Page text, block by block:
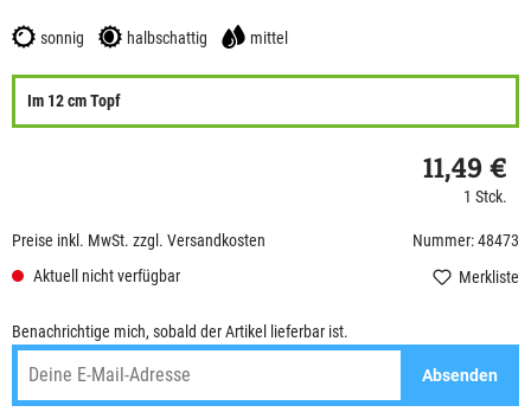
sonnig halbschattig mittel
Im 12 cm Topf
11,49 €
1 Stck.
Preise inkl. MwSt. zzgl. Versandkosten
Nummer: 48473
Aktuell nicht verfügbar
Merkliste
Benachrichtige mich, sobald der Artikel lieferbar ist.
Absenden